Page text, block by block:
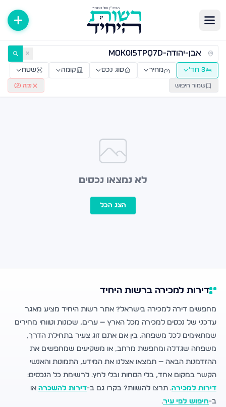
דירות למכירה ולהשכרה — רשות היחיד ✕
3 חד׳ מחיר סוג נכס קומה שטח
שמור חיפוש נקה (2
)
לא נמצאו נכסים
הצג הכל
דירות למכירה ברשות היחיד
מחפשים דירה למכירה בישראל? אתר רשות היחיד מציע מאגר
עדכני של נכסים למכירה מכל הארץ — ערים, שכונות וטווחי מחירים
שמתאימים לכל משפחה. בין אם אתם זוג צעיר בתחילת הדרך,
משפחה שגדלה ומחפשת מרחב, או משקיעים שמחפשים את
ההזדמנות הבאה — תמצאו אצלנו את המידע, התמונות והאנשי
הקשר במקום אחד, בלי הסחות ובלי לחץ. לרשימת כל הנכסים:
דירות למכירה. תרצו להשוות? בקרו גם ב-דירות להשכרה או
ב-חיפוש לפי עיר.